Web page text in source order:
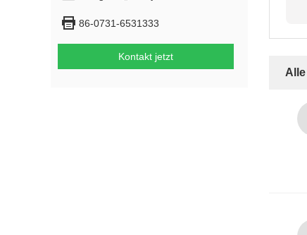
86-0731-6531333
Kontakt jetzt